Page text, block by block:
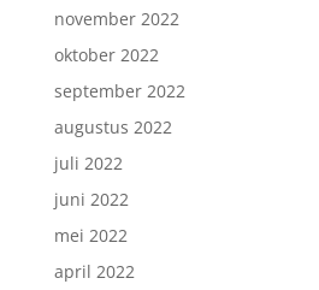
november 2022
oktober 2022
september 2022
augustus 2022
juli 2022
juni 2022
mei 2022
april 2022